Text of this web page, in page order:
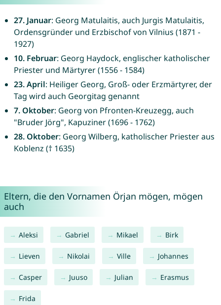
27. Januar: Georg Matulaitis, auch Jurgis Matulaitis,
Ordensgründer und Erzbischof von Vilnius (1871 -
1927)
10. Februar: Georg Haydock, englischer katholischer
Priester und Märtyrer (1556 - 1584)
23. April: Heiliger Georg, Groß- oder Erzmärtyrer, der
Tag wird auch Georgitag genannt
7. Oktober: Georg von Pfronten-Kreuzegg, auch
"Bruder Jörg", Kapuziner (1696 - 1762)
28. Oktober: Georg Wilberg, katholischer Priester aus
Koblenz († 1635)
Eltern, die den Vornamen Örjan mögen, mögen
auch
Aleksi Gabriel Mikael Birk
Lieven Nikolai Ville Johannes
Casper Juuso Julian Erasmus
Frida